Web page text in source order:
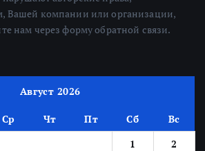
Вашей компании или организации,
нам через форму обратной связи.
Август 2026
Ср Чт Пт Сб
Вс
1
2